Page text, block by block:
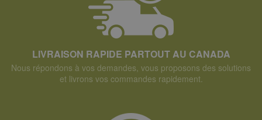
LIVRAISON RAPIDE PARTOUT AU CANADA
Nous répondons à vos demandes, vous proposons des solutions
et livrons vos commandes rapidement.